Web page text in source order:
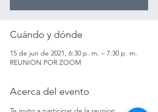
Cuándo y dónde
15 de jun de 2021, 6:30 p. m. – 7:30 p. m.
REUNION POR ZOOM
Acerca del evento